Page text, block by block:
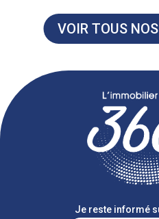
VOIR TOUS
Je reste informé